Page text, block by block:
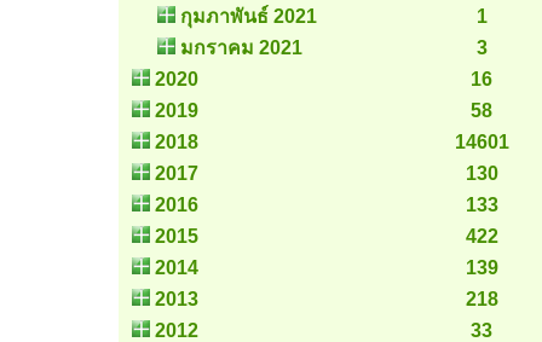
กุมภาพันธ์ 2021
1
มกราคม 2021
3
2020
16
2019
58
2018
14601
2017
130
2016
133
2015
422
2014
139
2013
218
2012
33